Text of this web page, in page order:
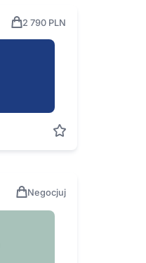
2 790 PLN
Negocjuj